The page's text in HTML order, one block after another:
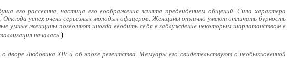
его рассеянна, частица его воображения занята предвидением общений. Сила характера
Отсюда успех очень серьезных молодых офицеров. Женщины отлично умеют отличать бурность
умные женщины позволяют иногда вводить себя в заблуждение некоторым шарлатанством в
началась. )
Людовика XIV и об эпохе регентства. Мемуары его свидетельствуют о необыкновенной